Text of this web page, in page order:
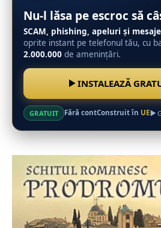
Nu-l lăsa pe escroc să
SCAM, phishing, apeluri și
oprite instant pe telefonul tău, cu
2.000.000 de amenințări.
INSTALEAZĂ
GRATUIT Fără contConstruit în UE